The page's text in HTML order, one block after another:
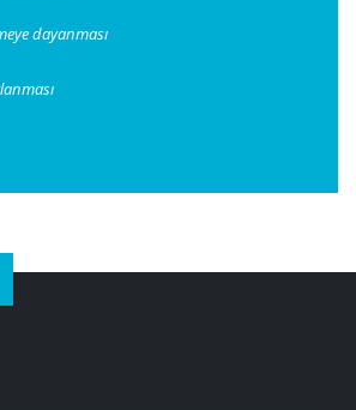
dayanması